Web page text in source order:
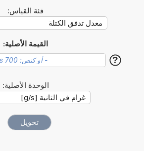
فئة القياس:
القيمة الأصلية:
?
الوحدة الأصلية: